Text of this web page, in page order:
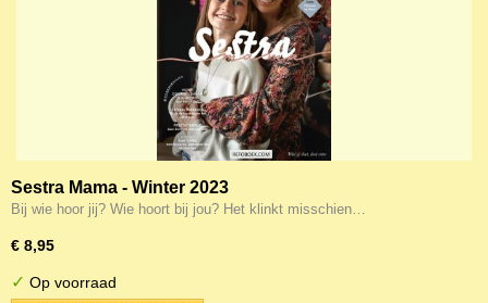
Sestra Mama - Winter 2023
Bij wie hoor jij? Wie hoort bij jou? Het klinkt misschien…
€ 8,95
✓ Op voorraad